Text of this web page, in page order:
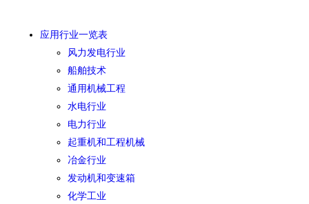
应用行业一览表
风力发电行业
船舶技术
通用机械工程
水电行业
电力行业
起重机和工程机械
冶金行业
发动机和变速箱
化学工业